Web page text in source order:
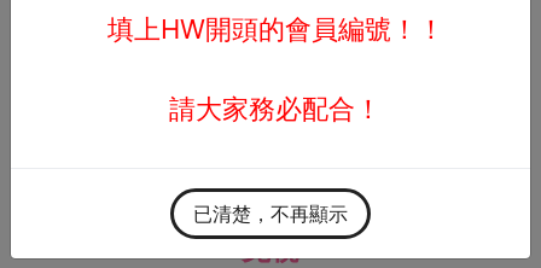
關稅是一個國家對其國境進出的貨物所課徵的稅額，而透過
商品完稅價格在新台幣2,000元以下
免稅
填上HW開頭的會員編號！！
請大家務必配合！
已清楚，不再顯示